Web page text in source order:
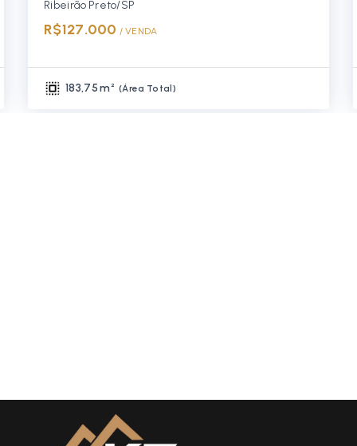
Ribeirão Preto/SP
R$127.000 / VENDA
183,75 m² (Área Total)